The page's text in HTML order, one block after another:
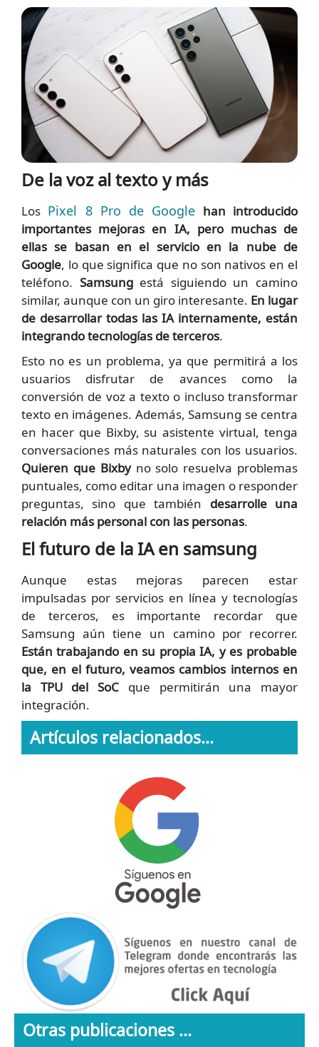
De la voz al texto y más
Los Pixel 8 Pro de Google han introducido
importantes mejoras en IA, pero muchas de
ellas se basan en el servicio en la nube de
Google, lo que significa que no son nativos en el
teléfono. Samsungestá siguiendo un camino
similar, aunque con un giro interesante. En lugar
de desarrollar todas las IA internamente, están
integrando tecnologías de terceros.
Esto no es un problema, ya que permitirá a los
usuarios disfrutar de avances como la
conversión de voz a texto o incluso transformar
texto en imágenes. Además, Samsung se centra
en hacer que Bixby, su asistente virtual, tenga
conversaciones más naturales con los usuarios.
Quieren que Bixbyno solo resuelva problemas
puntuales, como editar una imagen o responder
preguntas, sino que también desarrolle una
relación más personal con las personas.
El futuro de la IA en samsung
Aunque estas mejoras parecen estar
impulsadas por servicios en línea y tecnologías
de terceros, es importante recordar que
Samsung aún tiene un camino por recorrer.
Están trabajando en su propia IA, y es probable
que, en el futuro, veamos cambios internos en
la TPU del SoC que permitirán una mayor
integración.
Artículos relacionados...
Otras publicaciones ...